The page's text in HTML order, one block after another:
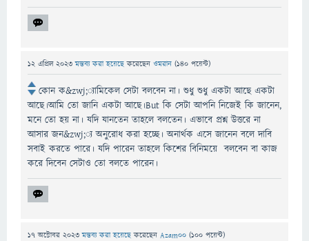
12 এপ্রিল 2023 মন্তব্য করা হয়েছেকরেছেন ওমরান (140 পয়েন্ট)
কোন ক&zwj;্যামিকেল সেটা বলবেন না। শুধু শুধু একটা আছে একটা
আছে।আমি তো জানি একটা আছে।But কি সেটা আপনি নিজেই কি জানেন,
মনে তো হয় না। যদি যানতেন তাহলে বলতেন। এভাবে প্রশ্ন উত্তরে না
আসার জন&zwj;্য অনুরোধ করা হচ্ছে। অনার্থক এসে জানেন বলে দাবি
সবাই করতে পারে। যদি পারেন তাহলে কিশের বিনিময়ে বলবেন বা কাজ
করে দিবেন সেটাও তো বলতে পারেন।
17 অক্টোবর 2023 মন্তব্য করা হয়েছেকরেছেন Azam00 (100 পয়েন্ট)